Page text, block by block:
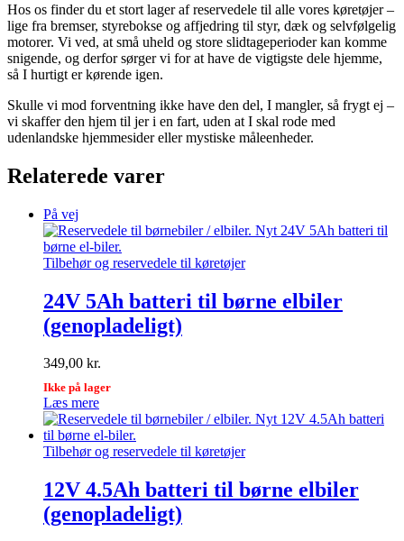
Hos os finder du et stort lager af reservedele til alle vores køretøjer –
lige fra bremser, styrebokse og affjedring til styr, dæk og selvfølgelig
motorer. Vi ved, at små uheld og store slidtageperioder kan komme
snigende, og derfor sørger vi for at have de vigtigste dele hjemme,
så I hurtigt er kørende igen.
Skulle vi mod forventning ikke have den del, I mangler, så frygt ej –
vi skaffer den hjem til jer i en fart, uden at I skal rode med
udenlandske hjemmesider eller mystiske måleenheder.
Relaterede varer
På vej
Tilbehør og reservedele til køretøjer
24V 5Ah batteri til børne elbiler
(genopladeligt)
349,00 kr.
Ikke på lager
Læs mere
Tilbehør og reservedele til køretøjer
12V 4.5Ah batteri til børne elbiler
(genopladeligt)